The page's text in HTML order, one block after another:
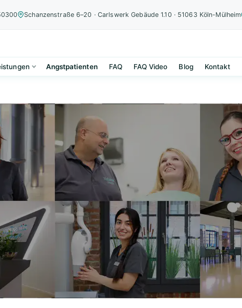
Schanzenstraße 6–20 · Carlswerk Gebäude 1.10 · 51063 Köln-Mülheim
Angstpatienten FAQ FAQ Video Blog Kontakt